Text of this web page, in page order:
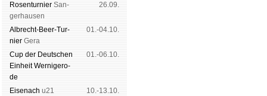
Rosen­tur­nier San­
ger­hau­sen
26.09.
Albrecht-Beer-Tur­
nier Ge­ra
01.-04.10.
Cup der Deut­schen
Ein­heit Wer­ni­ge­ro­
de
01.-06.10.
Eise­nach u21
10.-13.10.